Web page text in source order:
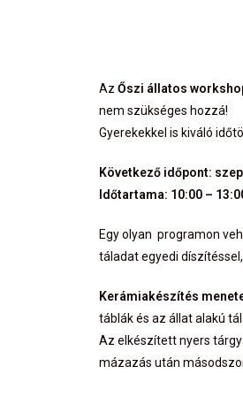
Az Őszi állatos
nem szükséges hozzá!
Gyerekekkel is kiváló
Következő időpont:
Időtartama: 10:00 –
Egy olyan programon
táladat egyedi
Kerámiakészítés
táblák és az állat alakú
Az elkészített nyers
mázazás után